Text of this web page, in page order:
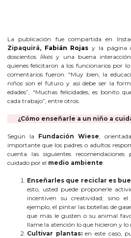
La publicación fue compartida en
Zipaquirá, Fabián Rojas y la página
doscientos likesy una buena
quienes felicitaron a los funcionarios por
comentarios fueron: “Muy bien, la
niños son el futuro y así debe ser la
edades”, “Muchas felicidades, es bonito
cada trabajo”, entre otros.
¿Cómo enseñarle a un niño a
Según la Fundación Wiese,
importante que los padres o adultos
cuenta las siguientes
cuidado por el medio ambiente:
Enseñarles que reciclar es
esto, usted puede proponerle
incentiven su creatividad; sino
ejemplo, el pintar las botellas de
que más le gusten o su animal
llame la atención lo que hicieron y lo
Cultivar plantas:en este caso,